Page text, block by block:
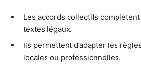
Les accords collectifs
textes légaux.
Ils permettent d’adapter les
locales ou professionnelles.